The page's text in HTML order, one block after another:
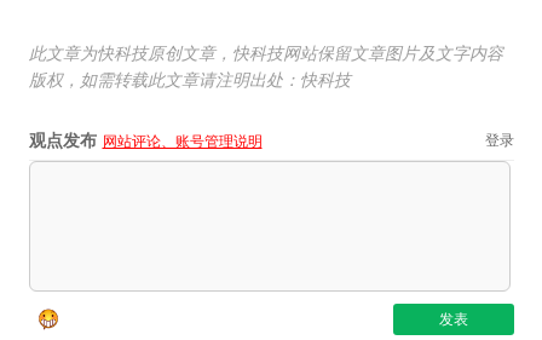
此文章为快科技原创文章，快科技网站保留文章图片及文字内容
版权，如需转载此文章请注明出处：快科技
观点发布 网站评论、账号管理说明 登录